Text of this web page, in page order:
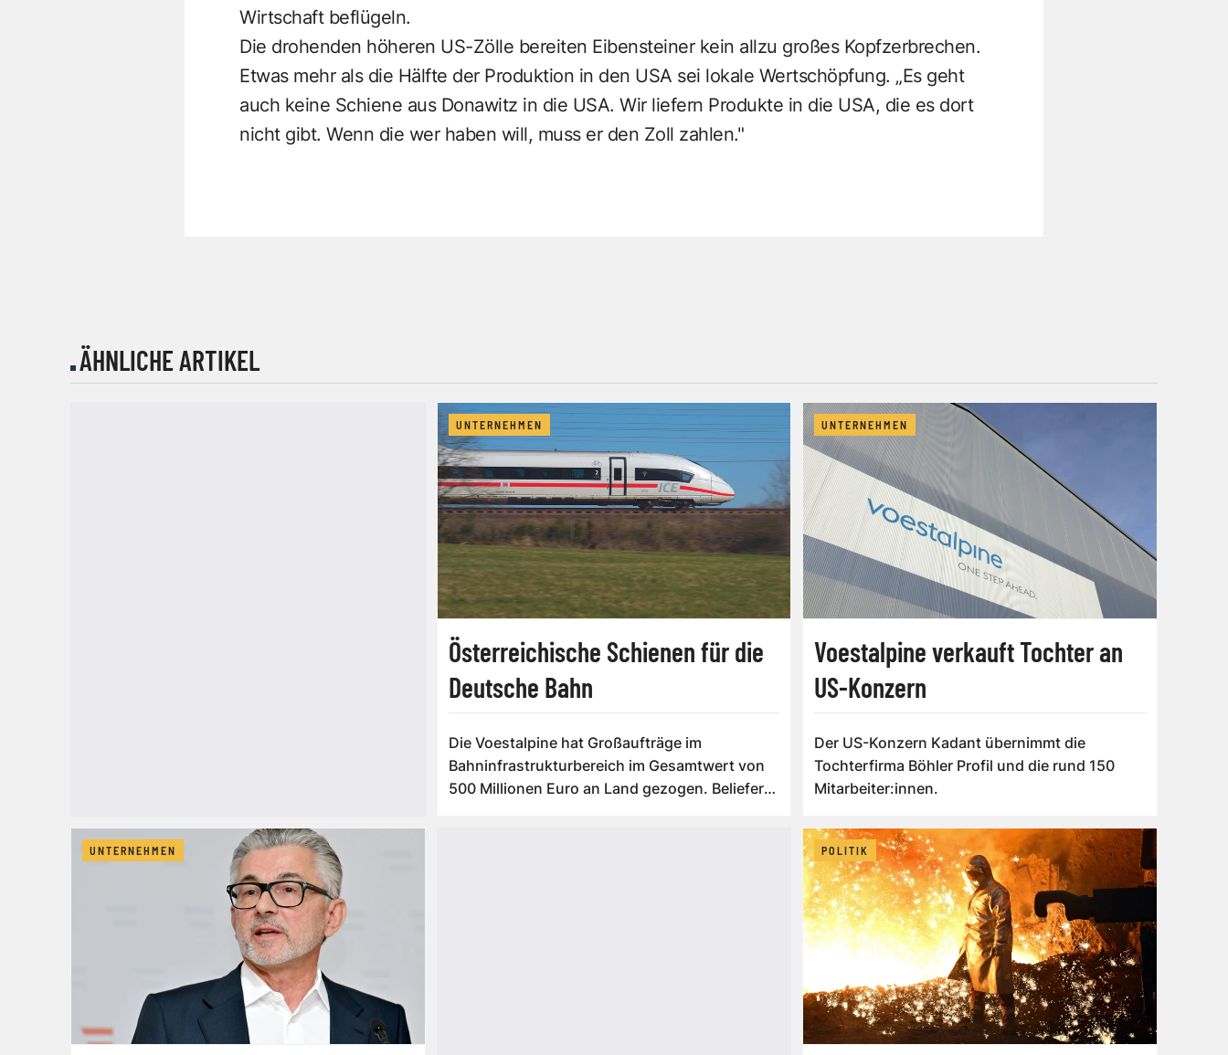
Wirtschaft beflügeln.
Die drohenden höheren US-Zölle bereiten Eibensteiner kein allzu großes Kopfzerbrechen.
Etwas mehr als die Hälfte der Produktion in den USA sei lokale Wertschöpfung. „Es geht
auch keine Schiene aus Donawitz in die USA. Wir liefern Produkte in die USA, die es dort
nicht gibt. Wenn die wer haben will, muss er den Zoll zahlen."
ÄHNLICHE ARTIKEL
UNTERNEHMEN
Österreichische Schienen für die
Deutsche Bahn
Die Voestalpine hat Großaufträge im
Bahninfrastrukturbereich im Gesamtwert von
500 Millionen Euro an Land gezogen. Beliefert
UNTERNEHMEN
Voestalpine verkauft Tochter an
US-Konzern
Der US-Konzern Kadant übernimmt die
Tochterfirma Böhler Profil und die rund 150
Mitarbeiter:innen.
UNTERNEHMEN POLITIK